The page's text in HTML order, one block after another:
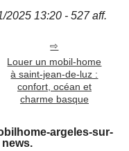
2025 13:20 - 527 aff.
Louer un mobil-home
à saint-jean-de-luz :
confort, océan et
charme basque
argeles-sur-